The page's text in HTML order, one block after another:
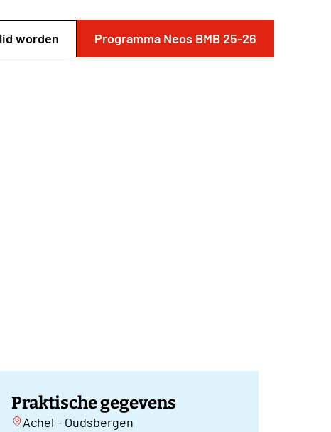
worden Programma Neos BMB 25-26
Praktische gegevens
Achel - Oudsbergen